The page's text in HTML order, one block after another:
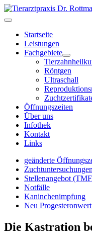
Startseite
Leistungen
Fachgebiete
Röntgen
Ultraschall
Öffnungszeiten
Über uns
Infothek
Kontakt
Links
geänderte
Stellenangebot
Notfälle
Kaninchenimpfung
Neu
Die Kastration